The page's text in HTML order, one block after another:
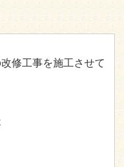
修工事を施工させて